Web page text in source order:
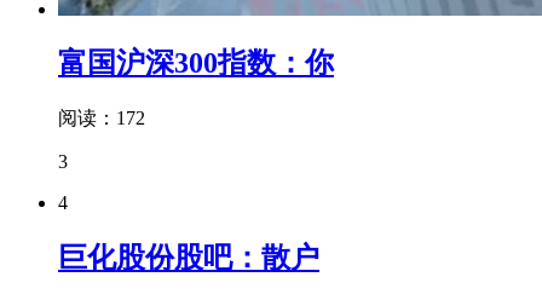
富国沪深300指数：你
阅读：172
3
4
巨化股份股吧：散户